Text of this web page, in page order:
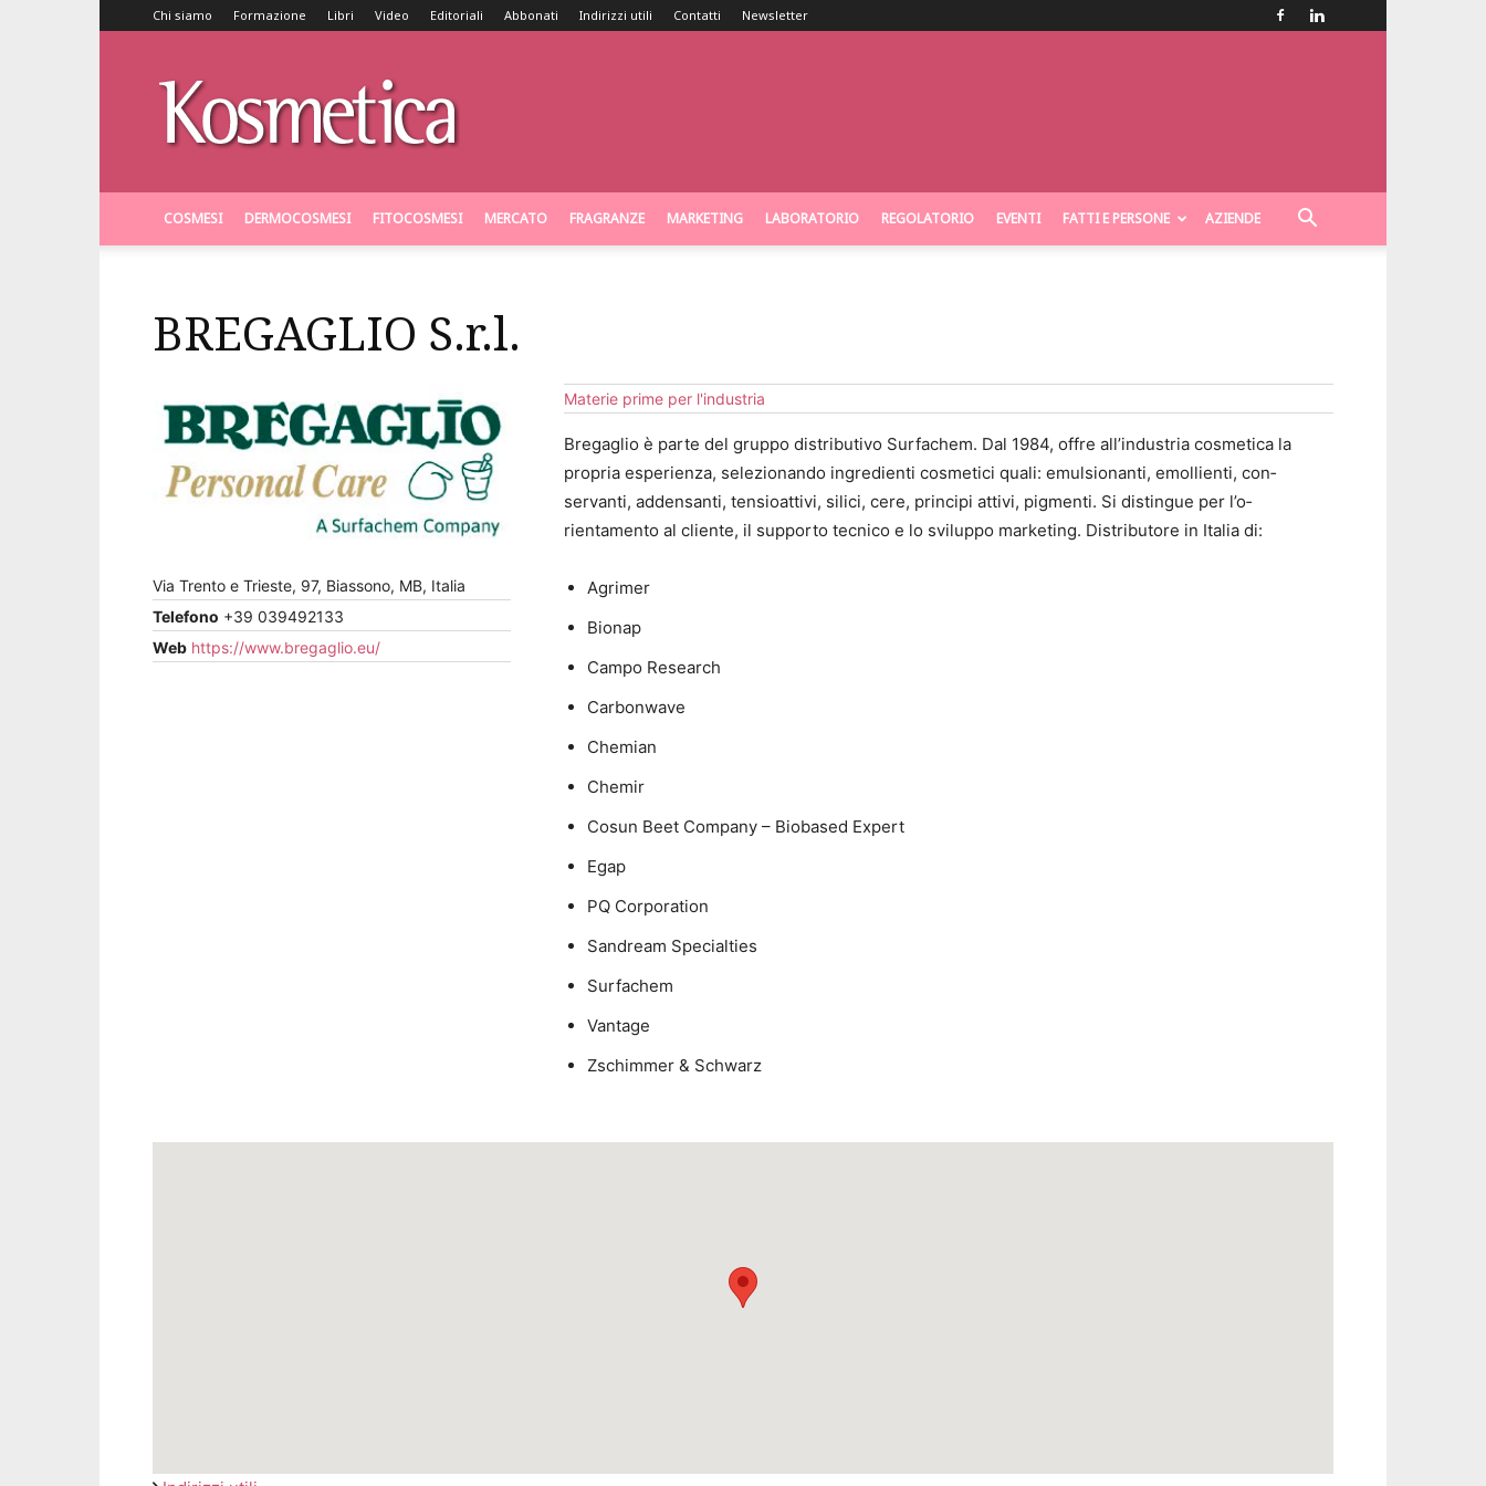
Chi siamo Formazione Libri Video Editoriali Abbonati Indirizzi utili Contatti Newsletter
COSMESI DERMOCOSMESI FITOCOSMESI MERCATO FRAGRANZE MARKETING LABORATORIO REGOLATORIO EVENTI FATTI E PERSONE AZIENDE
BREGAGLIO S.r.l.
Via Trento e Trieste, 97, Biassono, MB, Italia
Telefono +39 039492133
Web https://www.bregaglio.eu/
Materie prime per l'industria
Bregaglio è parte del gruppo distributivo Sur­fachem. Dal 1984, offre all’industria cosmetica la
propria esperienza, selezionando ingredienti cosmetici quali: emulsionanti, emollienti, con­
servanti, addensanti, tensioattivi, silici, cere, principi attivi, pigmenti. Si distingue per l’o­
rientamento al cliente, il supporto tecnico e lo sviluppo marketing. Distributore in Italia di:
Agrimer
Bionap
Campo Research
Carbonwave
Chemian
Chemir
Cosun Beet Company – Biobased Expert
Egap
PQ Corporation
Sandream Specialties
Surfachem
Vantage
Zschimmer & Schwarz